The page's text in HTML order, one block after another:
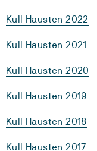
Kull Hausten 2022
Kull Hausten 2021
Kull Hausten 2020
Kull Hausten 2019
Kull Hausten 2018
Kull Hausten 2017